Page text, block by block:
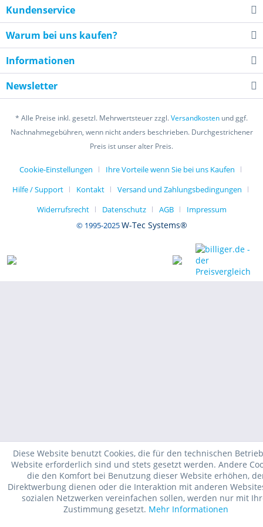
Injektoren und Spulen ansteuern oder Systemstests
Fahrzeug zu diagnostizieren und zu beheben.
Das bidirektionale Scan - Toll unterstützt die
Steuermodule vieler verschiedener Systeme innerhalb
eines Fahrzeugs. Dazu gehören unter
anderem Systeme wie Spiegel, Schiebedächer,
Türschlösser, Kühlerlüfter, Hupen und lichter. Wenn Sie
dieses Tool verwenden, um dieses Systeme zu steuern,
können Sie die Funktionalität der Module testen und alle
Insgesamt ist die Funktion "Aktiver Test" oder
Tools ein leistungsstarkes Diagnosewerkzeug, das es dem
Benutzer ermöglicht, Probleme mit den Systemen eines
Fahrzeugs effizienter und effektiver zu diagnostizieren
Klimaanlage), Ladesystem (für Elektro- und
Hybridfahrzeuge), Sicherheitssystem (Airbags,
Sicherheitsgurte usw.), Audiosystem,
Beleuchtungssystem (Scheinwerfer, Rücklichter, Blinker
usw.), Abgasreinigungssystem, Schmiersystem,
Antriebsstrangsystem, Batteriesystem (für Elektro- und
Kundenservice
Warum bei uns kaufen?
Informationen
Newsletter
* Alle Preise inkl. gesetzl. Mehrwertsteuer zzgl.Versandkosten und ggf.
Nachnahmegebühren, wenn nicht anders beschrieben. Durchgestrichener
Preis ist unser alter Preis.
Cookie-Einstellungen
Ihre Vorteile wenn Sie bei uns Kaufen
Hilfe / Support
Kontakt
Versand und Zahlungsbedingungen
Widerrufsrecht
Datenschutz AGB
Impressum
© 1995-2025W-Tec Systems®
Diese Website benutzt Cookies, die für den technischen
Website erforderlich sind und stets gesetzt werden. Andere
die den Komfort bei Benutzung dieser Website erhöhen,
Direktwerbung dienen oder die Interaktion mit anderen
sozialen Netzwerken vereinfachen sollen, werden nur mit
Zustimmung gesetzt. Mehr Informationen